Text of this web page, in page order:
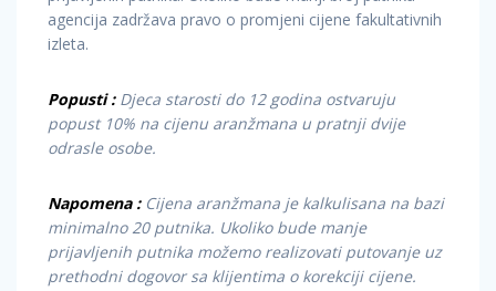
agencija zadržava pravo o promjeni cijene fakultativnih
izleta.
Popusti : Djeca starosti do 12 godina ostvaruju
popust 10% na cijenu aranžmana u pratnji dvije
odrasle osobe.
Napomena : Cijena aranžmana je kalkulisana na bazi
minimalno 20 putnika. Ukoliko bude manje
prijavljenih putnika možemo realizovati putovanje uz
prethodni dogovor sa klijentima o korekciji cijene.